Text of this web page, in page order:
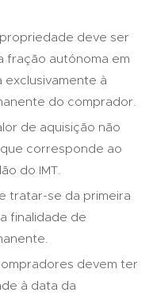
deve ser
fração autónoma em
à
do comprador.
de aquisição não
corresponde ao
do IMT.
tratar-se da primeira
finalidade de
devem ter
à data da